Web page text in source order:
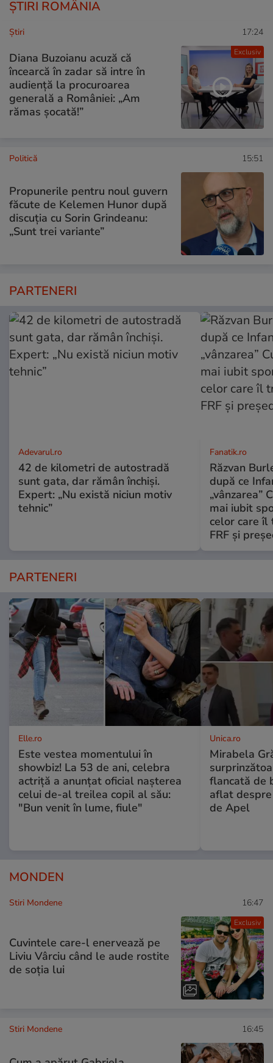
ȘTIRI ROMÂNIA
Exclusiv
Ştiri 17:24
Diana Buzoianu acuză că
încearcă în zadar să intre în
audiență la procuroarea
generală a României: „Am
rămas șocată!”
Politică 15:51
Propunerile pentru noul guvern
făcute de Kelemen Hunor după
discuția cu Sorin Grindeanu:
„Sunt trei variante”
PARTENERI
Adevarul.ro
42 de kilometri de autostradă
sunt gata, dar rămân închiși.
Expert: „Nu există niciun motiv
tehnic”
Fanatik.ro
Răzvan
după ce
„vânzarea”
mai iubit
celor care îl
FRF şi
PARTENERI
Elle.ro
Este vestea momentului în
showbiz! La 53 de ani, celebra
actriță a anunțat oficial nașterea
celui de-al treilea copil al său:
"Bun venit în lume, fiule"
Unica.ro
Mirabela
flancată de
aflat
de Apel
MONDEN
Exclusiv
Stiri Mondene 16:47
Cuvintele care-l enervează pe
Liviu Vârciu când le aude rostite
de soția lui
Stiri Mondene 16:45